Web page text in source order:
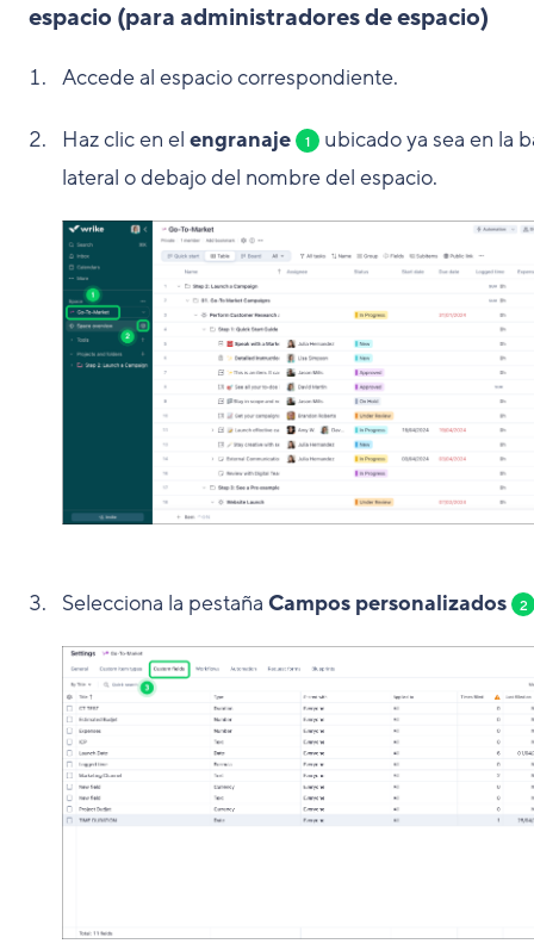
espacio (para administradores de espacio)
Accede al espacio correspondiente.
Haz clic en el engranaje 1
ubicado ya sea en la
lateral o debajo del nombre del espacio.
Selecciona la pestaña Campos personalizados 2